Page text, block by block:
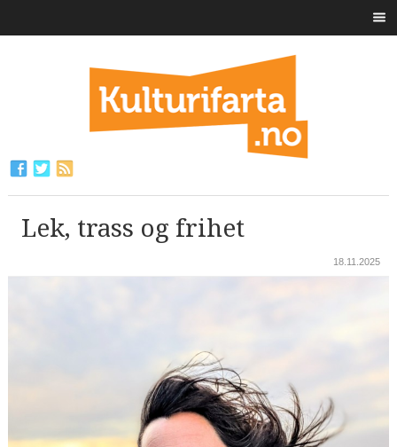
Lek, trass og frihet
18.11.2025